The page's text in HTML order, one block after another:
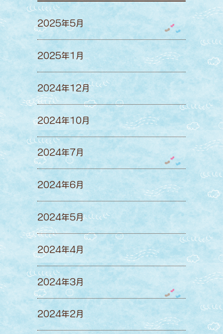
2025年5月
2025年1月
2024年12月
2024年10月
2024年7月
2024年6月
2024年5月
2024年4月
2024年3月
2024年2月